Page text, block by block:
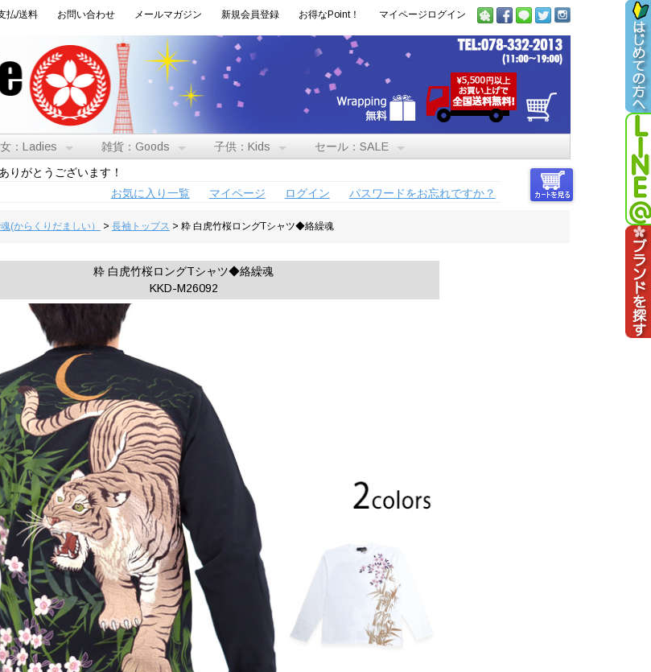
払/送料 お問い合わせ メールマガジン 新規会員登録 お得なPoint！ マイページログイン
女：Ladies 雑貨：Goods 子供：Kids セール：SALE
がとうございます！
お気に入り一覧
マイページ ログイン パスワードをお忘れですか？
(からくりだましい） > 長袖トップス > 粋 白虎竹桜ロングTシャツ◆絡繰魂
粋 白虎竹桜ロングTシャツ◆絡繰魂
KKD-M26092